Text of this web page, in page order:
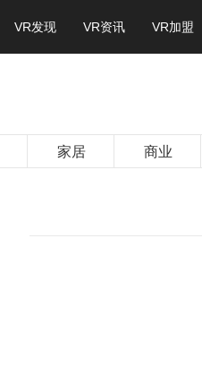
VR发现 VR资讯 VR加盟
家居 商业